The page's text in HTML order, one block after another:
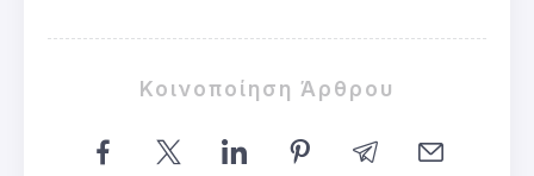
Κοινοποίηση Άρθρου